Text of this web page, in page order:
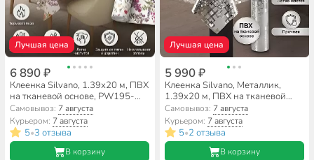
Лучшая цена
6 890 ₽
Клеенка Silvano, 1.39х20 м, ПВХ
на тканевой основе, PW195-
R1133-1-2
Самовывоз: 7 августа
Курьером: 7 августа
5•3 отзыва
В корзину
Лучшая цена
5 990 ₽
Клеенка Silvano, Металлик,
1.39х20 м, ПВХ на тканевой
основе, светлое золото, PW218-
035
Самовывоз: 7 августа
Курьером: 7 августа
5•2 отзыва
В корзину